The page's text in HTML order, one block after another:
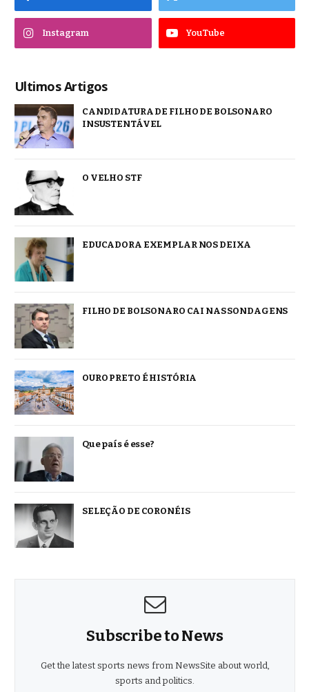
Instagram YouTube
Ultimos Artigos
CANDIDATURA DE FILHO DE BOLSONARO
INSUSTENTÁVEL
O VELHO STF
EDUCADORA EXEMPLAR NOS DEIXA
FILHO DE BOLSONARO CAI NAS SONDAGENS
OURO PRETO É HISTÓRIA
Que país é esse?
SELEÇÃO DE CORONÉIS
Subscribe to News
Get the latest sports news from NewsSite about world,
sports and politics.